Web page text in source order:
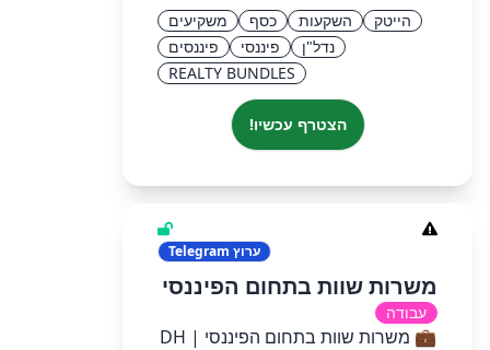
הייטק השקעות כסף
משקיעים
נדל"ן
פיננסי
פיננסים
REALTY BUNDLES
הצטרף עכשיו!
ערוץ
משרות שוות בתחום הפיננסי
עבודה
💼 משרות שוות בתחום הפיננסי | DH